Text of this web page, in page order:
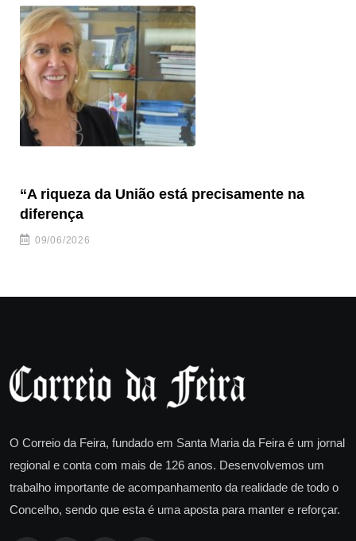
“A riqueza da União está precisamente na
diferença
09/06/2026
O Correio da Feira, fundado em Santa Maria da Feira é um jornal
regional e conta com mais de 126 anos. Desenvolvemos um
trabalho importante de acompanhamento da realidade de todo o
Concelho, sendo que esta é uma aposta para manter e reforçar.